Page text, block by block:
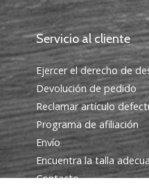
Servicio al cliente
Ejercer el derecho de
Devolución de pedido
Reclamar artículo
Programa de afiliación
Envío
Encuentra la talla
Contacto